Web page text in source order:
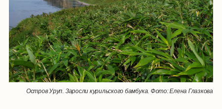
Остров Уруп. Заросли курильского бамбука. Фото: Елена Глазкова